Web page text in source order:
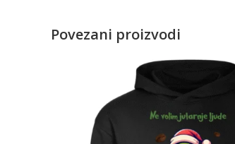
Povezani proizvodi